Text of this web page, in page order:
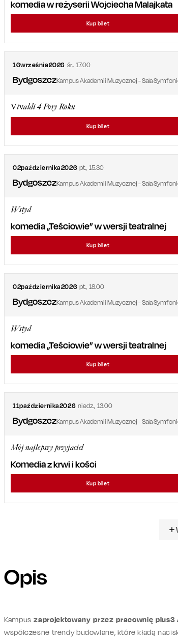
komedia w reżyserii Wojciecha Malajkata
Kup bilet
16września2026 śr., 17.00
BydgoszczKampus Akademii Muzycznej - Sala
Vivaldi 4 Pory Roku
Kup bilet
02października2026 pt.,15.30
BydgoszczKampus Akademii Muzycznej - Sala
Wstyd
komedia „Teściowie” w wersji teatralnej
Kup bilet
02października2026 pt.,18.00
BydgoszczKampus Akademii Muzycznej - Sala
Wstyd
komedia „Teściowie” w wersji teatralnej
Kup bilet
11października2026 niedz.,13.00
BydgoszczKampus Akademii Muzycznej - Sala
Mój najlepszy przyjaciel
Komedia z krwi i kości
Kup bilet
Opis
Kampuszaprojektowany przez pracownię plus3
współczesne trendy budowlane, które kładą